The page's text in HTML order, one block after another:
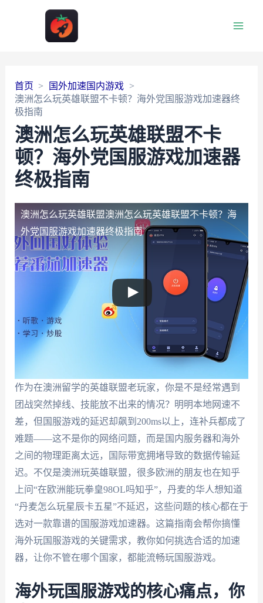
首页
国外加速国内游戏
澳洲怎么玩英雄联盟不卡顿？海外党国服游戏加速器终
极指南
澳洲怎么玩英雄联盟不卡
顿？海外党国服游戏加速器
终极指南
澳洲怎么玩英雄联盟澳洲怎么玩英雄联盟不卡顿？海
外党国服游戏加速器终极指南
作为在澳洲留学的英雄联盟老玩家，你是不是经常遇到
团战突然掉线、技能放不出来的情况？明明本地网速不
差，但国服游戏的延迟却飙到200ms以上，连补兵都成了
难题——这不是你的网络问题，而是国内服务器和海外
之间的物理距离太远，国际带宽拥堵导致的数据传输延
迟。不仅是澳洲玩英雄联盟，很多欧洲的朋友也在知乎
上问“在欧洲能玩拳皇98OL吗知乎”，丹麦的华人想知道
“丹麦怎么玩星辰卡五星”不延迟，这些问题的核心都在于
选对一款靠谱的国服游戏加速器。这篇指南会帮你搞懂
海外玩国服游戏的关键需求，教你如何挑选合适的加速
器，让你不管在哪个国家，都能流畅玩国服游戏。
海外玩国服游戏的核心痛点，你